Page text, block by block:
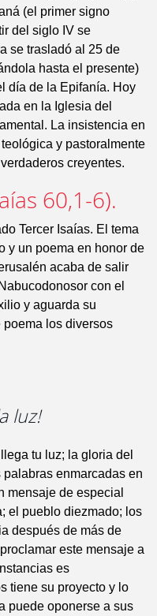
(el primer signo
del siglo IV se
se trasladó al 25 de
hasta el presente)
día de la Epifanía. Hoy
en la Iglesia del
La insistencia en
y pastoralmente
creyentes.
60,1-6).
Tercer Isaías. El tema
y un poema en honor de
acaba de salir
con el
y aguarda su
poema los diversos
luz!
tu luz; la gloria del
enmarcadas en
mensaje de especial
el pueblo diezmado; los
después de más de
este mensaje a
es
tiene su proyecto y lo
puede oponerse a sus